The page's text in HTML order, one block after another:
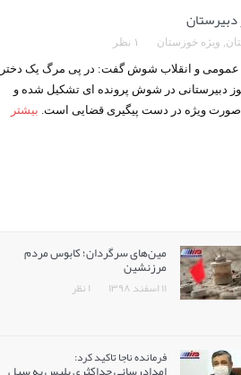
, ویژه خوزستان ۱ نظر
عمومی و انقلاب شوش گفت: در پی مرگ یک دختر
دبیرستانی در شوش پرونده ای تشکیل شده و
صورت ویژه در دست پیگیری قضایی است. بیشتر
مین‌های سرگردان؛ کابوس مردم
مرزنشین
۱۱ اسفند ۱۳۹۸ ۱ نظر
فرمانده ناجا تاکید کرد: